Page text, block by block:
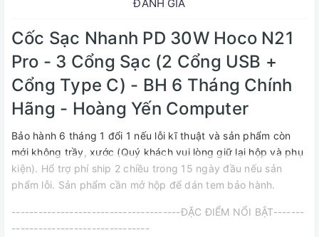
ĐÁNH GIÁ
Cốc Sạc Nhanh PD 30W Hoco N21
Pro - 3 Cổng Sạc (2 Cổng USB +
Cổng Type C) - BH 6 Tháng Chính
Hãng - Hoàng Yến Computer
Bảo hành 6 tháng 1 đổi 1 nếu lỗi kĩ thuật và sản phẩm còn
mới không trầy, xước (Quý khách vui lòng giữ lại hộp và phụ
kiện). Hổ trợ phí ship 2 chiều trong 15 ngày đầu nếu sản
phẩm lỗi. Sản phẩm cần mở hộp để dán tem bảo hành.
--------------------------------------ĐẶC ĐIỂM NỔI BẬT-------
-------------------------------